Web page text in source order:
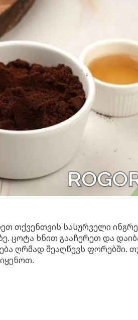
თქვენთვის სასურველი
ცოტა ხნით გააჩერეთ და
ღრმად შეაღწევს ფორებში.